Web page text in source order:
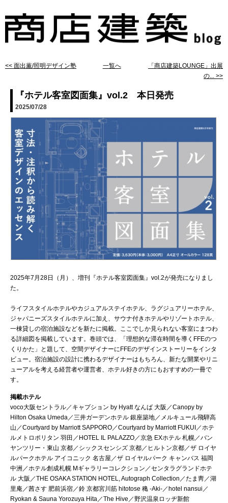
<< ⾯出薫/照明デザイン塾 一覧へ
「商店建築LOUNGE」出展
の... >>
『ホテル客室図面集』vol.2 本日発売
2025/07/28
2025年7月28日（月）、増刊『ホテル客室図面集』vol.2が発売になりまし
た。
ライフスタイルホテルやカジュアルステイホテル、ラグジュアリーホテル、
ジャパニーズスタイルホテルに加え、サウナ付きホテルやリゾートホテル、
一棟貸しの宿泊施設などを新たに掲載。ここでしか見られない客室にまつわ
る詳細図を掲載しています。巻頭では、「理想的な滞在時間を導くFFEのつ
くりかた」と題して、空間デザイナーにFFEのデザインストーリーをインタ
ビュー。宿泊施設の設計に携わるデザイナーはもちろん、新たな開業やリニ
ューアルを考える経営者や運営者、ホテル好きの方にもおすすめの一冊で
す。
掲載ホテル
voco大阪セントラル／キャプション by Hyatt なんば 大阪／Canopy by
Hilton Osaka Umeda／三井ガーデンホテル 銀座築地／メルキュール飛騨高
山／Courtyard by Marriott SAPPORO／Courtyard by Marriott FUKUI／ホテ
ルメトロポリタン 羽田／HOTEL IL PALAZZO／京急 EXホテル 札幌／バン
ヤンツリー・東山 京都／シックスセンシズ 京都／ヒルトン京都／ザ ロイヤ
ルパークホテル アイコニック 名古屋／ザ ロイヤルパーク キャンバス 福岡
中洲／ホテル創成札幌 Mギャラリーコレクション／センタラグランドホテ
ル 大阪／THE OSAKA STATION HOTEL, Autograph Collection／たま靑／湖
里庵／茜さす 肥前浜宿／鈴 京都宮川筋 hitotose 穐 -Aki-／hotel nansui／
Ryokan & Sauna Yorozuya Hita／The Hive／野沢温泉ロッヂ新館